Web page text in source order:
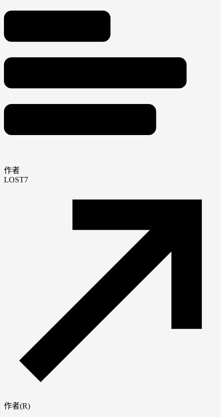
作者
LOST7
作者(R)